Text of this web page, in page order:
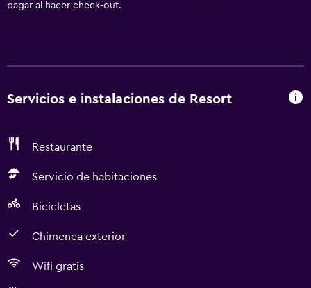
pagar al hacer check-out.
Servicios e instalaciones de Resort
Restaurante
Servicio de habitaciones
Bicicletas
Chimenea exterior
Wifi gratis